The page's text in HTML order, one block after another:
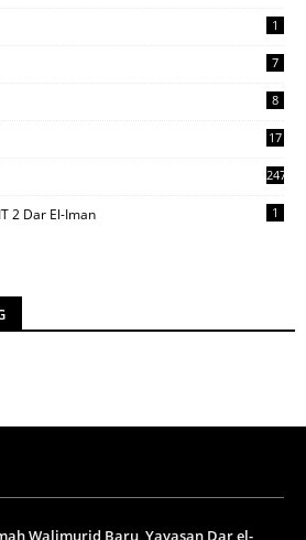
1
7
8
17
247
2 Dar El-Iman 1
Walimurid Baru, Yayasan Dar el-